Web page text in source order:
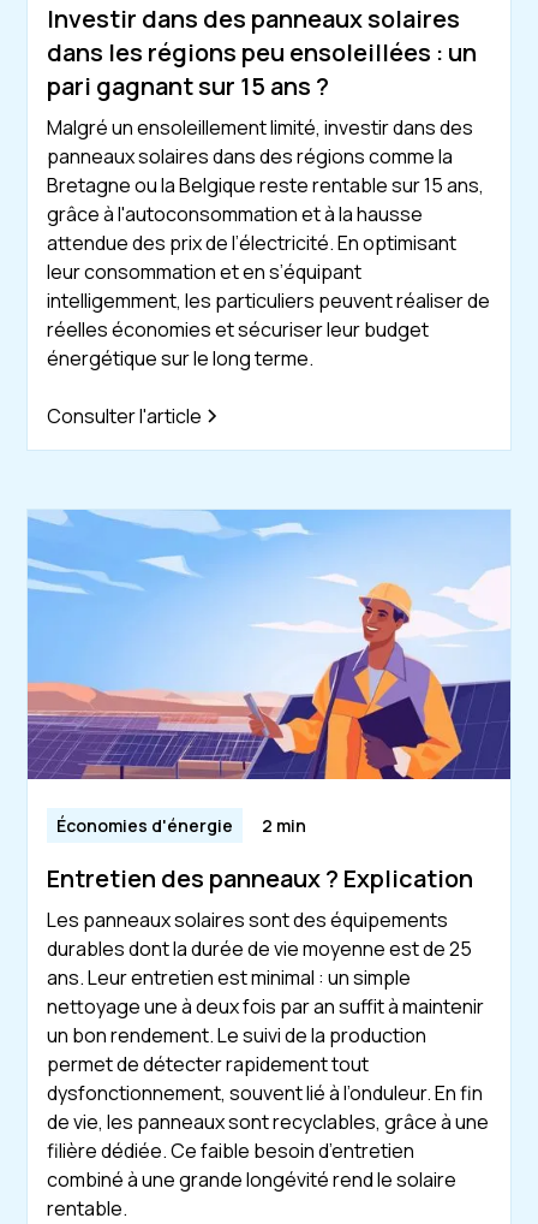
Investir dans des panneaux solaires
dans les régions peu ensoleillées : un
pari gagnant sur 15 ans ?
Malgré un ensoleillement limité, investir dans des
panneaux solaires dans des régions comme la
Bretagne ou la Belgique reste rentable sur 15 ans,
grâce à l'autoconsommation et à la hausse
attendue des prix de l’électricité. En optimisant
leur consommation et en s’équipant
intelligemment, les particuliers peuvent réaliser de
réelles économies et sécuriser leur budget
énergétique sur le long terme.
Consulter l'article
Économies d'énergie 2 min
Entretien des panneaux ? Explication
Les panneaux solaires sont des équipements
durables dont la durée de vie moyenne est de 25
ans. Leur entretien est minimal : un simple
nettoyage une à deux fois par an suffit à maintenir
un bon rendement. Le suivi de la production
permet de détecter rapidement tout
dysfonctionnement, souvent lié à l’onduleur. En fin
de vie, les panneaux sont recyclables, grâce à une
filière dédiée. Ce faible besoin d’entretien
combiné à une grande longévité rend le solaire
rentable.